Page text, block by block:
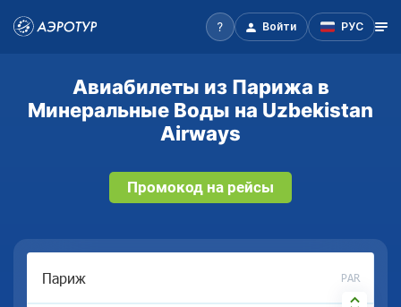
Войти РУС
Авиабилеты из Парижа в
Минеральные Воды на Uzbekistan
Airways
Промокод на рейсы
PAR